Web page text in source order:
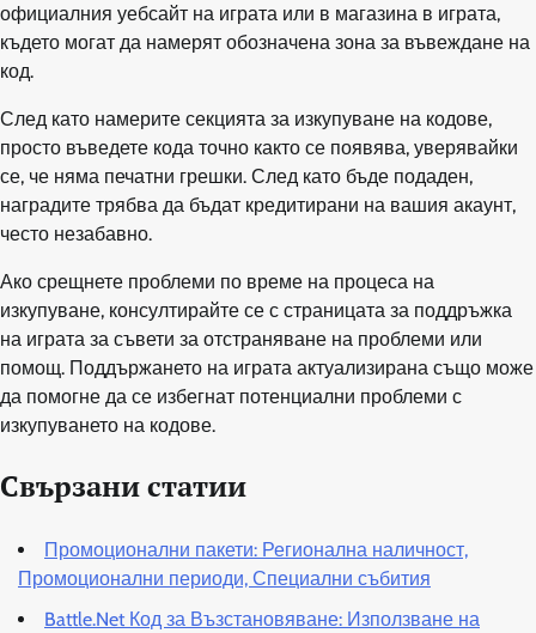
официалния уебсайт на играта или в магазина в играта,
където могат да намерят обозначена зона за въвеждане на
код.
След като намерите секцията за изкупуване на кодове,
просто въведете кода точно както се появява, уверявайки
се, че няма печатни грешки. След като бъде подаден,
наградите трябва да бъдат кредитирани на вашия акаунт,
често незабавно.
Ако срещнете проблеми по време на процеса на
изкупуване, консултирайте се с страницата за поддръжка
на играта за съвети за отстраняване на проблеми или
помощ. Поддържането на играта актуализирана също може
да помогне да се избегнат потенциални проблеми с
изкупуването на кодове.
Свързани статии
Промоционални пакети: Регионална наличност,
Промоционални периоди, Специални събития
Battle.Net Код за Възстановяване: Използване на